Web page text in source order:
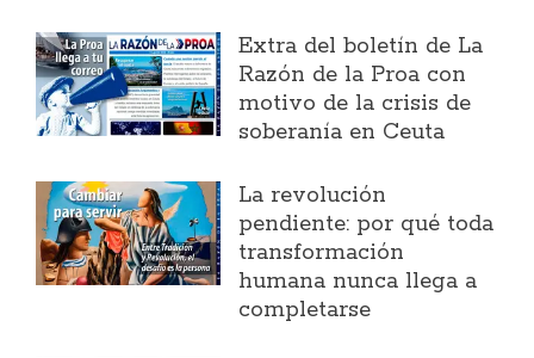
Extra del boletín de La
Razón de la Proa con
motivo de la crisis de
soberanía en Ceuta
La revolución
pendiente: por qué toda
transformación
humana nunca llega a
completarse